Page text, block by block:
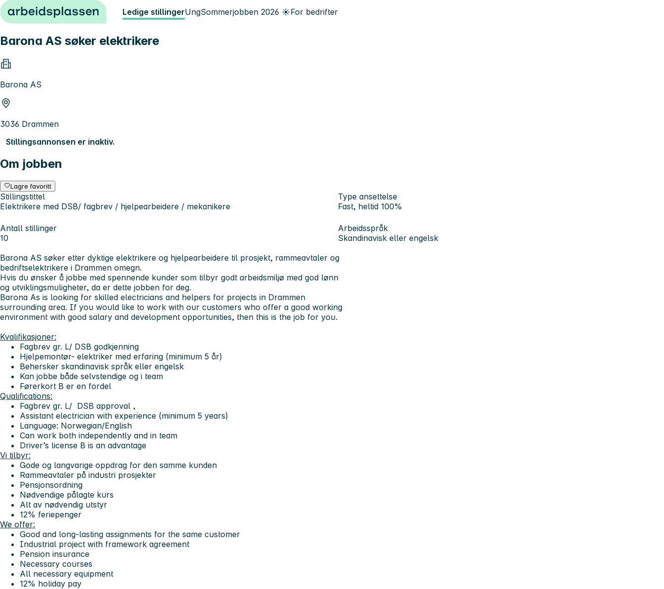
Hopp til innhold Ledige stillingerUngSommerjobben 2026 ☀️For bedrifter
Barona AS søker elektrikere
Barona AS
3036 Drammen
Stillingsannonsen er inaktiv.
Om jobben
Lagre favoritt
Stillingstittel
Elektrikere med DSB/ fagbrev / hjelpearbeidere / mekanikere
Type ansettelse
Fast, heltid 100%
Antall stillinger
10
Arbeidsspråk
Skandinavisk eller engelsk
Barona AS søker etter dyktige elektrikere og hjelpearbeidere til prosjekt, rammeavtaler og
bedriftselektrikere i Drammen omegn.
Hvis du ønsker å jobbe med spennende kunder som tilbyr godt arbeidsmiljø med god lønn
og utviklingsmuligheter, da er dette jobben for deg.
Barona As is looking for skilled electricians and helpers for projects in Drammen
surrounding area. If you would like to work with our customers who offer a good working
environment with good salary and development opportunities, then this is the job for you.
Kvalifikasjoner:
Fagbrev gr. L/ DSB godkjenning
Hjelpemontør- elektriker med erfaring (minimum 5 år)
Behersker skandinavisk språk eller engelsk
Kan jobbe både selvstendige og i team
Førerkort B er en fordel
Qualifications:
Fagbrev gr. L/ DSB approval ,
Assistant electrician with experience (minimum 5 years)
Language: Norwegian/English
Can work both independently and in team
Driver’s license B is an advantage
Vi tilbyr:
Gode og langvarige oppdrag for den samme kunden
Rammeavtaler på industri prosjekter
Pensjonsordning
Nødvendige pålagte kurs
Alt av nødvendig utstyr
12% feriepenger
We offer:
Good and long-lasting assignments for the same customer
Industrial project with framework agreement
Pension insurance
Necessary courses
All necessary equipment
12% holiday pay